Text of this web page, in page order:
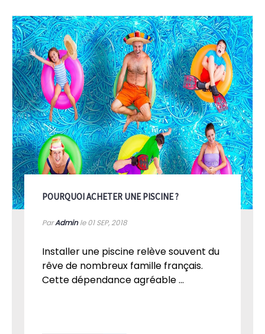
POURQUOI ACHETER UNE PISCINE ?
ParAdminle 01SEP, 2018
Installer une piscine relève souvent du
rêve de nombreux famille français.
Cette dépendance agréable ...